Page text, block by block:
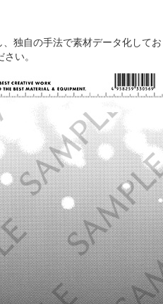
独自の手法で素材データ化してお
い。